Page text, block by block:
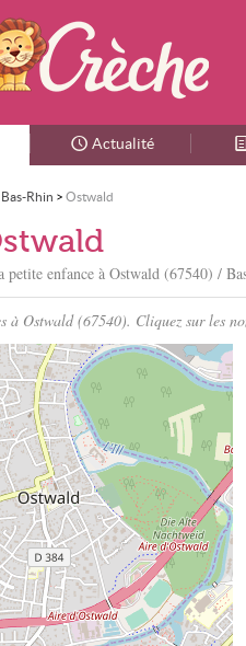
Actualité
Bas-Rhin > Ostwald
petite enfance à Ostwald (67540) /
à Ostwald (67540). Cliquez sur les